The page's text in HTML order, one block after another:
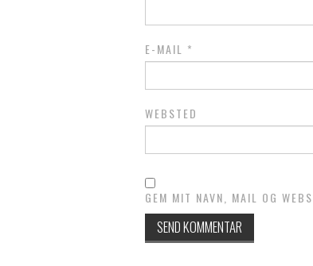
E-MAIL *
WEBSTED
GEM MIT NAVN, MAIL OG